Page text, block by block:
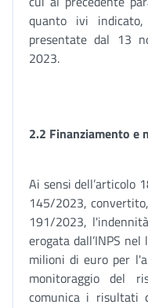
quanto ivi indicato,
presentate dal 13
2023.
2.2 Finanziamento e
Ai sensi dell’articolo
145/2023,
191/2023, l'indennità
erogata dall’INPS
milioni di euro per
monitoraggio del
comunica i risultati